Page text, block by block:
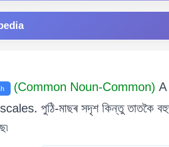
(Common Noun-Common)
পুঠি-মাছৰ সদৃশ কিন্তু তাতকৈ